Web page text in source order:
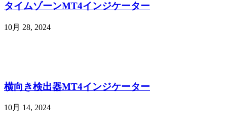
タイムゾーンMT4インジケーター
10月 28, 2024
横向き検出器MT4インジケーター
10月 14, 2024